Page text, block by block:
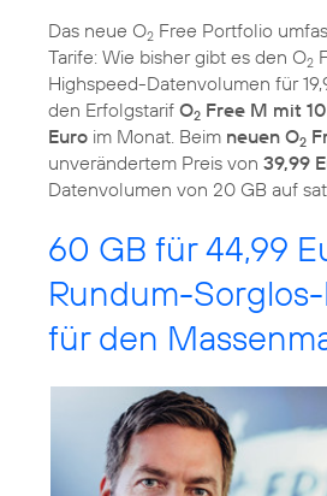
Das neue O2 Free Portfolio
Tarife: Wie bisher gibt es den O2
Highspeed-Datenvolumen für
den Erfolgstarif O2 Free M mit
Euro im Monat. Beim neuen O2
unverändertem Preis von 39,99
Datenvolumen von 20 GB auf
60 GB für 44,99
Rundum-
für den